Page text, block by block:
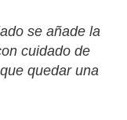
se añade la
cuidado de
quedar una